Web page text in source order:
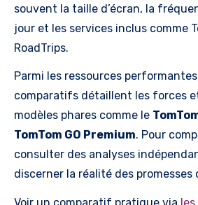
souvent la taille d’écran, la
jour et les services inclus comme
RoadTrips.
Parmi les ressources
comparatifs détaillent les forces
modèles phares comme le
TomTom GO Premium. Pour
consulter des analyses
discerner la réalité des promesses